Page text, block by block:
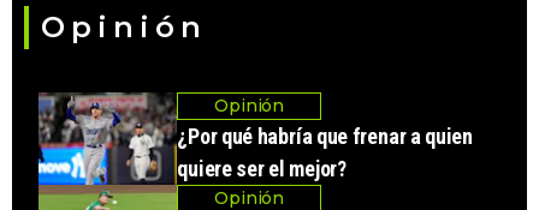
Opinión
Opinión
¿Por qué habría que frenar a quien
quiere ser el mejor?
Opinión